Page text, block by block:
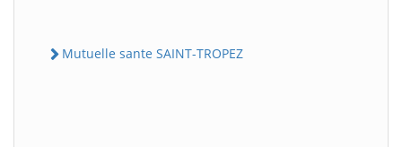
Mutuelle sante SAINT-TROPEZ